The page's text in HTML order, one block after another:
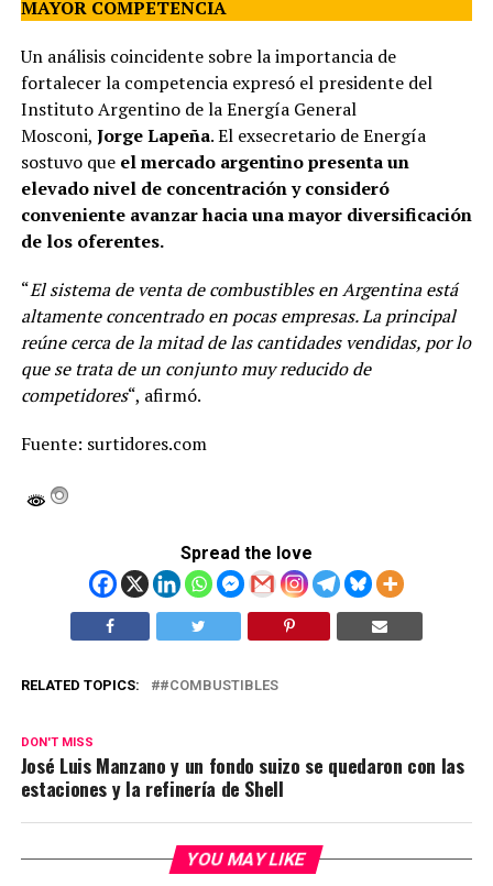
MAYOR COMPETENCIA
Un análisis coincidente sobre la importancia de
fortalecer la competencia expresó el presidente del
Instituto Argentino de la Energía General
Mosconi, Jorge Lapeña. El exsecretario de Energía
sostuvo que el mercado argentino presenta un
elevado nivel de concentración y consideró
conveniente avanzar hacia una mayor diversificación
de los oferentes.
“El sistema de venta de combustibles en Argentina está
altamente concentrado en pocas empresas. La principal
reúne cerca de la mitad de las cantidades vendidas, por lo
que se trata de un conjunto muy reducido de
competidores“, afirmó.
Fuente: surtidores.com
Spread the love
RELATED TOPICS: #COMBUSTIBLES
DON'T MISS
José Luis Manzano y un fondo suizo se quedaron con las
estaciones y la refinería de Shell
YOU MAY LIKE